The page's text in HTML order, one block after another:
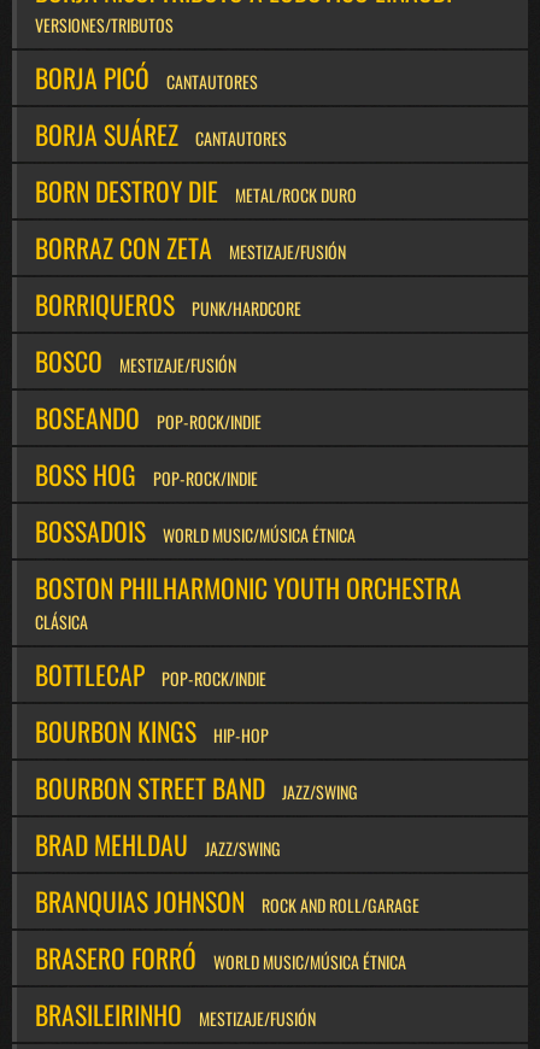
VERSIONES/TRIBUTOS
BORJA PICÓ CANTAUTORES
BORJA SUÁREZ CANTAUTORES
BORN DESTROY DIE METAL/ROCK DURO
BORRAZ CON ZETA MESTIZAJE/FUSIÓN
BORRIQUEROS PUNK/HARDCORE
BOSCO MESTIZAJE/FUSIÓN
BOSEANDO POP-ROCK/INDIE
BOSS HOG POP-ROCK/INDIE
BOSSADOIS WORLD MUSIC/MÚSICA ÉTNICA
BOSTON PHILHARMONIC YOUTH ORCHESTRA
CLÁSICA
BOTTLECAP POP-ROCK/INDIE
BOURBON KINGS HIP-HOP
BOURBON STREET BAND JAZZ/SWING
BRAD MEHLDAU JAZZ/SWING
BRANQUIAS JOHNSON ROCK AND ROLL/GARAGE
BRASERO FORRÓ WORLD MUSIC/MÚSICA ÉTNICA
BRASILEIRINHO MESTIZAJE/FUSIÓN